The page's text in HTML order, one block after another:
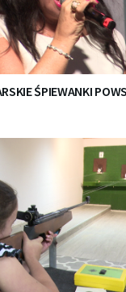
ŚPIEWANKI